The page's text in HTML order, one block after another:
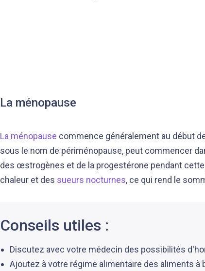
La ménopause
La ménopause commence généralement au début
sous le nom de périménopause, peut commencer
des œstrogènes et de la progestérone pendant
chaleur et des sueurs nocturnes, ce qui rend le
Discutez avec votre médecin des possibilités
Ajoutez à votre régime alimentaire des aliments à
Conseils utiles :